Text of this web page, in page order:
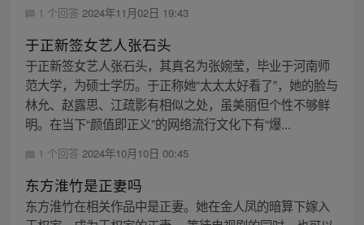
1 个回答 2024年11月02日 19:43
于正新签女艺人张石头
于正新签女艺人张石头，其真名为张婉莹，毕业于河南师
范大学，为硕士学历。于正称她“太太太好看了”，她的脸与
林允、赵露思、江疏影有相似之处，虽美丽但个性不够鲜
明。在当下“颜值即正义”的网络流行文化下有“爆...
1 个回答 2024年10月10日 00:45
东方淮竹是正妻吗
东方淮竹在相关作品中是正妻。她在金人凤的暗算下嫁入